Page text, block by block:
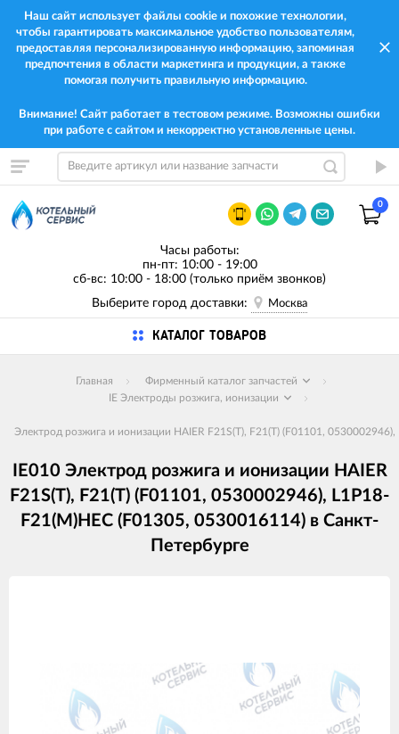
Наш сайт использует файлы cookie и похожие технологии,
чтобы гарантировать максимальное удобство пользователям,
предоставляя персонализированную информацию, запоминая
предпочтения в области маркетинга и продукции, а также
помогая получить правильную информацию.
Внимание! Сайт работает в тестовом режиме. Возможны ошибки
при работе с сайтом и некорректно установленные цены.
0
Часы работы:
пн-пт: 10:00 - 19:00
сб-вс: 10:00 - 18:00 (только приём звонков)
Выберите город доставки:
Москва
КАТАЛОГ ТОВАРОВ
Главная
Фирменный каталог запчастей
IE Электроды розжига, ионизации
Электрод розжига и ионизации HAIER F21S(T), F21(T) (F01101,
IE010 Электрод розжига и ионизации HAIER
F21S(T), F21(T) (F01101, 0530002946), L1P18-
F21(M)HEC (F01305, 0530016114) в Санкт-
Петербурге